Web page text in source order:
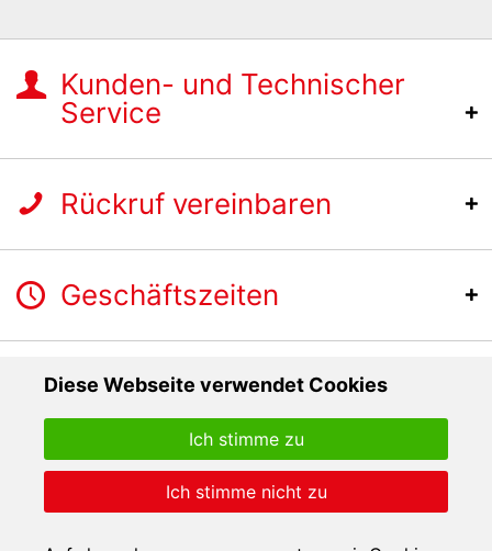
Diese Webseite verwendet Cookies
Ich stimme nicht zu
Ich stimme zu
Kunden- und Technischer
Service
Rückruf vereinbaren
Geschäftszeiten